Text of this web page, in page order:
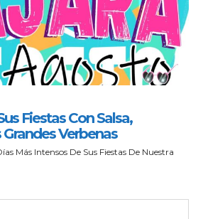
Fiestas Con Salsa,
Verbenas
Más Intensos De Sus Fiestas De Nuestra